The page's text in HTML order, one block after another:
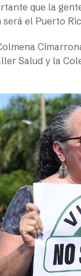
que la
el Puerto
Salud y la